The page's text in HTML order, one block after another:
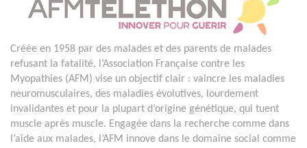
Créée en 1958 par des malades et des parents de malades
refusant la fatalité, l’Association Française contre les
Myopathies (AFM) vise un objectif clair : vaincre les maladies
neuromusculaires, des maladies évolutives, lourdement
invalidantes et pour la plupart d’origine génétique, qui tuent
muscle après muscle. Engagée dans la recherche comme dans
l’aide aux malades, l’AFM innove dans le domaine social comme